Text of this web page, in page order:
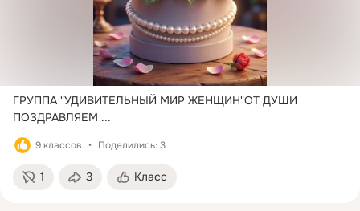
ГРУППА "УДИВИТЕЛЬНЫЙ МИР ЖЕНЩИН"ОТ ДУШИ
ПОЗДРАВЛЯЕМ ...
9 классов Поделились: 3
1 3 Класс